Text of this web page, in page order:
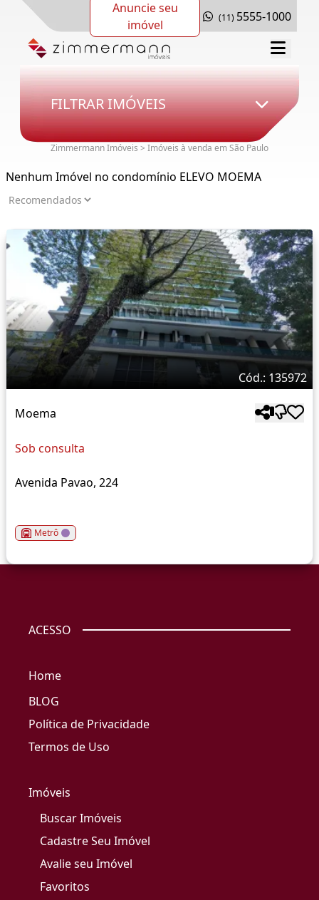
Anuncie seu
imóvel
(11) 5555-1000
FILTRAR IMÓVEIS
Zimmermann Imóveis > Imóveis à venda em São Paulo
Nenhum Imóvel no condomínio ELEVO MOEMA
Cód.: 135972
Moema
Sob consulta
Avenida Pavao, 224
Metrô
ACESSO
Home
BLOG
Política de Privacidade
Termos de Uso
Imóveis
Buscar Imóveis
Cadastre Seu Imóvel
Avalie seu Imóvel
Favoritos